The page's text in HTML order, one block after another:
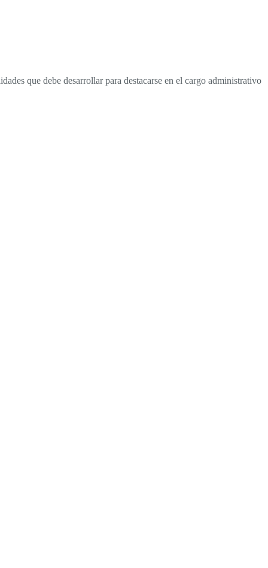
que debe desarrollar para destacarse en el cargo administrativo